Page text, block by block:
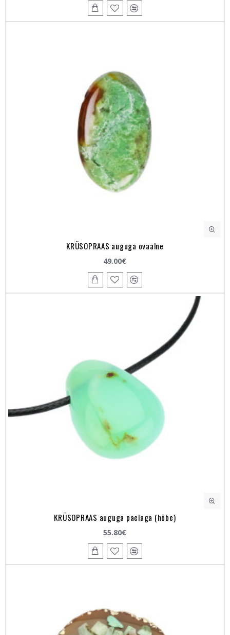
KRÜSOPRAAS auguga ovaalne
49.00€
KRÜSOPRAAS auguga paelaga (hõbe)
55.80€